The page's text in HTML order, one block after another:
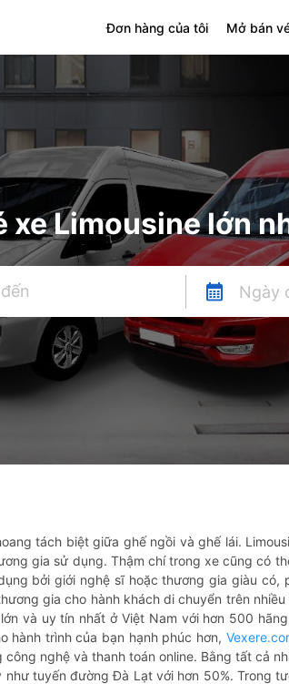
Đơn hàng của tôi Mở bán
xe Limousine lớn
tách biệt giữa ghế ngồi và ghế lái.
gia sử dụng. Thậm chí trong xe cũng có
bởi giới nghệ sĩ hoặc thương gia giàu có,
gia cho hành khách di chuyển trên
và uy tín nhất ở Việt Nam với hơn 500
hành trình của bạn hạnh phúc hơn,
nghệ và thanh toán online. Bằng tất cả
tuyến đường Đà Lạt với hơn 50%. Trong